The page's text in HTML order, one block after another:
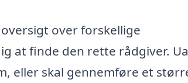
over forskellige
at finde den rette rådgiver.
eller skal gennemføre et